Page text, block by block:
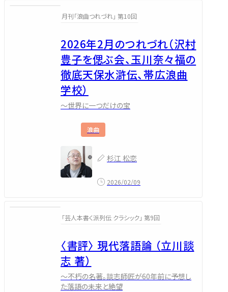
月刊「浪曲つれづれ」 第10回
2026年2月のつれづれ（沢村
豊子を偲ぶ会、玉川奈々福の
徹底天保水滸伝、帯広浪曲
学校）
～世界に一つだけの宝
浪曲
杉江 松恋
2026/02/09
「芸人本書く派列伝 クラシック」 第9回
〈書評〉 現代落語論 （立川談
志 著）
～不朽の名著。談志師匠が60年前に予想し
た落語の未来と絶望